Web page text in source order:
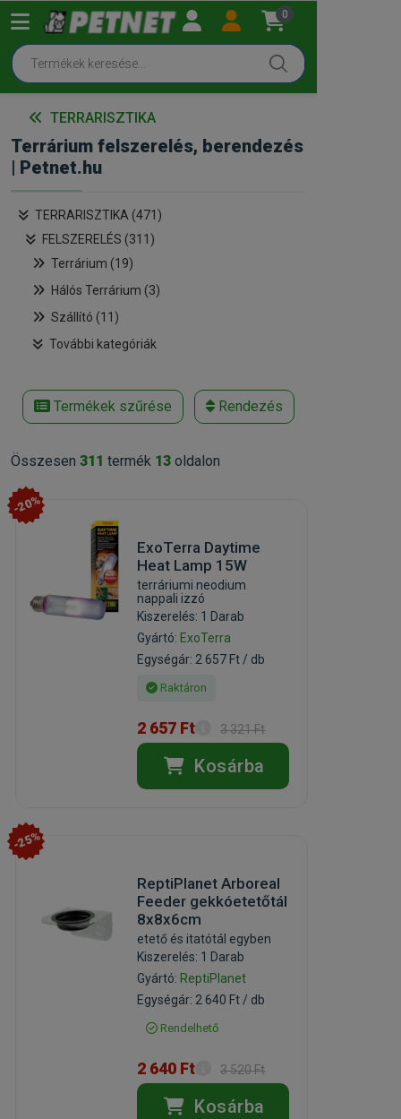
0
TERRARISZTIKA
Terrárium felszerelés, berendezés
| Petnet.hu
TERRARISZTIKA (471)
FELSZERELÉS (311)
Terrárium (19)
Hálós Terrárium (3)
Szállító (11)
További kategóriák
Termékek szűrése Rendezés
Összesen 311 termék 13 oldalon
-20%
ExoTerra Daytime
Heat Lamp 15W
terráriumi neodium
nappali izzó
Kiszerelés: 1 Darab
Gyártó: ExoTerra
Egységár: 2 657 Ft / db
Raktáron
2 657 Ft 3 321 Ft
Kosárba
-25%
ReptiPlanet Arboreal
Feeder gekkóetetőtál
8x8x6cm
etető és itatótál egyben
Kiszerelés: 1 Darab
Gyártó: ReptiPlanet
Egységár: 2 640 Ft / db
Rendelhető
2 640 Ft 3 520 Ft
Kosárba